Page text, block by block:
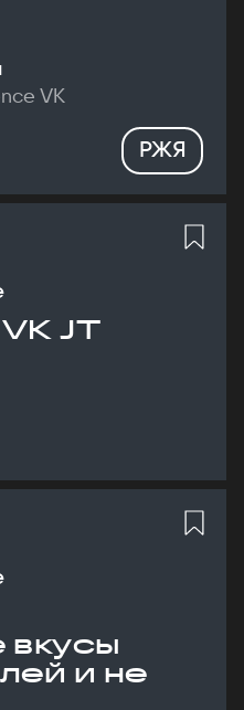
VK
РЖЯ
JT
вкусы
и не